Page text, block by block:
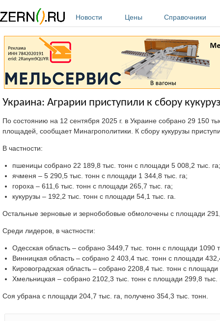
Новости
Цены Справочники
Украина: Аграрии приступили к сбору
По состоянию на 12 сентября 2025 г. в Украине собрано 29 150
площадей, сообщает Минагрополитики. К сбору кукурузы
В частности:
пшеницы собрано 22 189,8 тыс. тонн с площади 5 008,2 тыс. га;
ячменя – 5 290,5 тыс. тонн с площади 1 344,8 тыс. га;
гороха – 611,6 тыс. тонн с площади 265,7 тыс. га;
кукурузы – 192,2 тыс. тонн с площади 54,1 тыс. га.
Остальные зерновые и зернобобовые обмолочены с площади
Среди лидеров, в частности:
Одесская область – собрано 3449,7 тыс. тонн с площади 1090
Винницкая область – собрано 2 403,4 тыс. тонн с площади
Кировоградская область – собрано 2208,4 тыс. тонн с площади
Хмельницкая – собрано 2102,3 тыс. тонн с площади 299,8 тыс.
Соя убрана с площади 204,7 тыс. га, получено 354,3 тыс. тонн.